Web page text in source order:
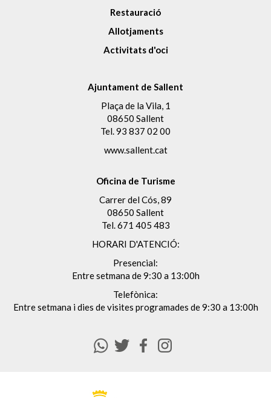
Restauració
Allotjaments
Activitats d'oci
Ajuntament de Sallent
Plaça de la Vila, 1
08650 Sallent
Tel.93 837 02 00
www.sallent.cat
Oficina de Turisme
Carrer del Cós, 89
08650 Sallent
Tel.671 405 483
HORARI D'ATENCIÓ:
Presencial:
Entre setmana de 9:30 a 13:00h
Telefònica:
Entre setmana i dies de visites programades de 9:30 a 13:00h